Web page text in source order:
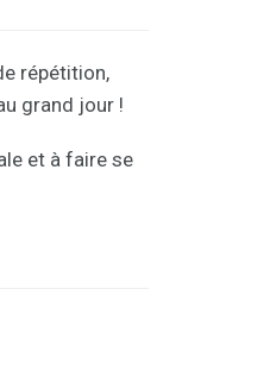
répétition,
grand jour !
et à faire se